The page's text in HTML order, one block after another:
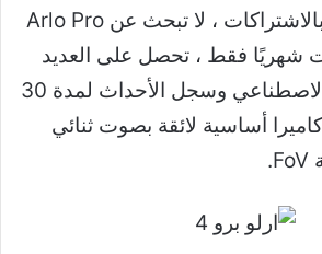
، لا تبحث عن Arlo Pro
دولارات شهريًا فقط ، تحصل على العديد
من ميزات الذكاء الاصطناعي وسجل الأحداث لمدة 30
أساسية لائقة بصوت ثنائي